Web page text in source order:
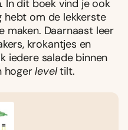
In dit boek vind je ook
hebt om de lekkerste
maken. Daarnaast leer
krokantjes en
iedere salade binnen
hogerleveltilt.